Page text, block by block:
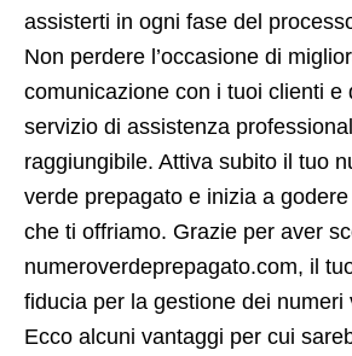
assisterti in ogni fase del
Non perdere l’occasione di
comunicazione con i tuoi clienti e
servizio di assistenza
raggiungibile. Attiva subito il tuo
verde prepagato e inizia a
che ti offriamo. Grazie per aver
numeroverdeprepagato.com, il
fiducia per la gestione dei numeri
Ecco alcuni vantaggi per cui